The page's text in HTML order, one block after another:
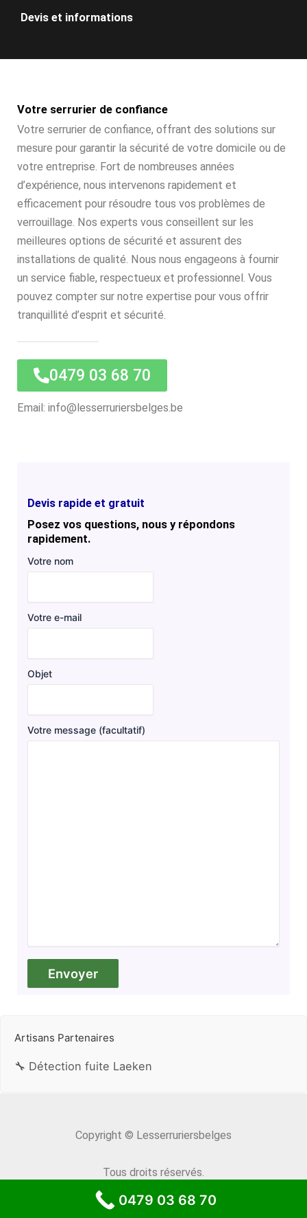
Devis et informations
Votre serrurier de confiance
Votre serrurier de confiance, offrant des solutions sur
mesure pour garantir la sécurité de votre domicile ou de
votre entreprise. Fort de nombreuses années
d’expérience, nous intervenons rapidement et
efficacement pour résoudre tous vos problèmes de
verrouillage. Nos experts vous conseillent sur les
meilleures options de sécurité et assurent des
installations de qualité. Nous nous engageons à fournir
un service fiable, respectueux et professionnel. Vous
pouvez compter sur notre expertise pour vous offrir
tranquillité d’esprit et sécurité.
0479 03 68 70
Email: info@lesserruriersbelges.be
Devis rapide et gratuit
Posez vos questions, nous y répondons
rapidement.
Votre nom
Votre e-mail
Objet
Votre message (facultatif)
Artisans Partenaires
🔧 Détection fuite Laeken
Copyright © Lesserruriersbelges
Tous droits réservés.
0479 03 68 70